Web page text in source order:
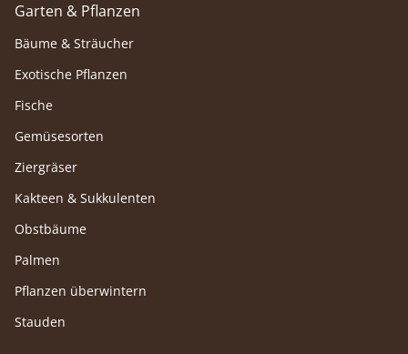
Garten & Pflanzen
Bäume & Sträucher
Exotische Pflanzen
Fische
Gemüsesorten
Ziergräser
Kakteen & Sukkulenten
Obstbäume
Palmen
Pflanzen überwintern
Stauden